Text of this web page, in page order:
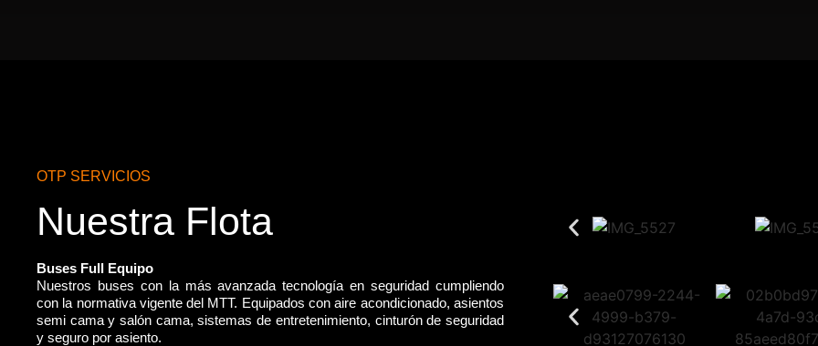
OTP SERVICIOS
Nuestra Flota
Buses Full Equipo
Nuestros buses con la más avanzada tecnología en seguridad cumpliendo
con la normativa vigente del MTT. Equipados con aire acondicionado, asientos
semi cama y salón cama, sistemas de entretenimiento, cinturón de seguridad
y seguro por asiento.